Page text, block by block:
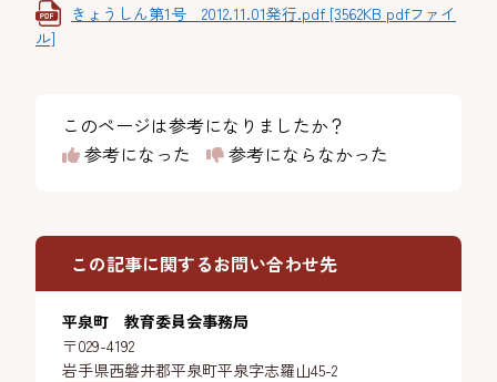
きょうしん第1号 2012.11.01発行.pdf [3562KB pdfファイ
ル]
このページは参考になりましたか？
参考になった
参考にならなかった
この記事に関するお問い合わせ先
平泉町 教育委員会事務局
〒029-4192
岩手県西磐井郡平泉町平泉字志羅山45-2